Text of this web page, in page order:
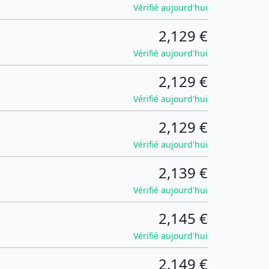
Vérifié aujourd'hui
2,129 €
Vérifié aujourd'hui
2,129 €
Vérifié aujourd'hui
2,129 €
Vérifié aujourd'hui
2,139 €
Vérifié aujourd'hui
2,145 €
Vérifié aujourd'hui
2,149 €